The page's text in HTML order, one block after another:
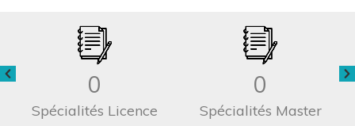
0
Spécialités Licence
0
Spécialités Master